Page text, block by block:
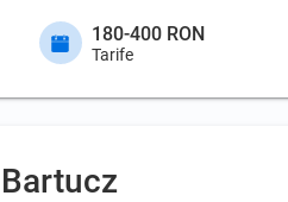
180-400 RON
Tarife